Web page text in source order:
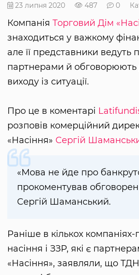
23 липня 2020 487 0
Компанія Торговий Дім
знаходиться у важкому
але її представники ведуть
партнерами й обговорюють
виходу із ситуації.
Про це в коментарі
розповів комерційний
«Насіння» Сергій
«Мова не йде про
прокоментував
Сергій Шаманський.
Раніше в кількох
насіння і ЗЗР, які є
«Насіння», заявляли, що